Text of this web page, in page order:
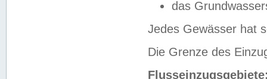
das
Jedes Gewässer hat
Die Grenze des